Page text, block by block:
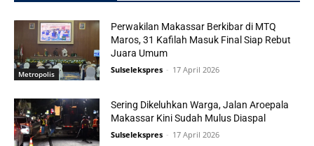
Metropolis
Perwakilan Makassar Berkibar di MTQ
Maros, 31 Kafilah Masuk Final Siap Rebut
Juara Umum
Sulselekspres - 17 April 2026
Sering Dikeluhkan Warga, Jalan Aroepala
Makassar Kini Sudah Mulus Diaspal
Sulselekspres - 17 April 2026